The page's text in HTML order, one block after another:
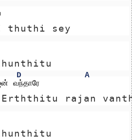
thuthi sey
D
A
வந்தாரே
rajan